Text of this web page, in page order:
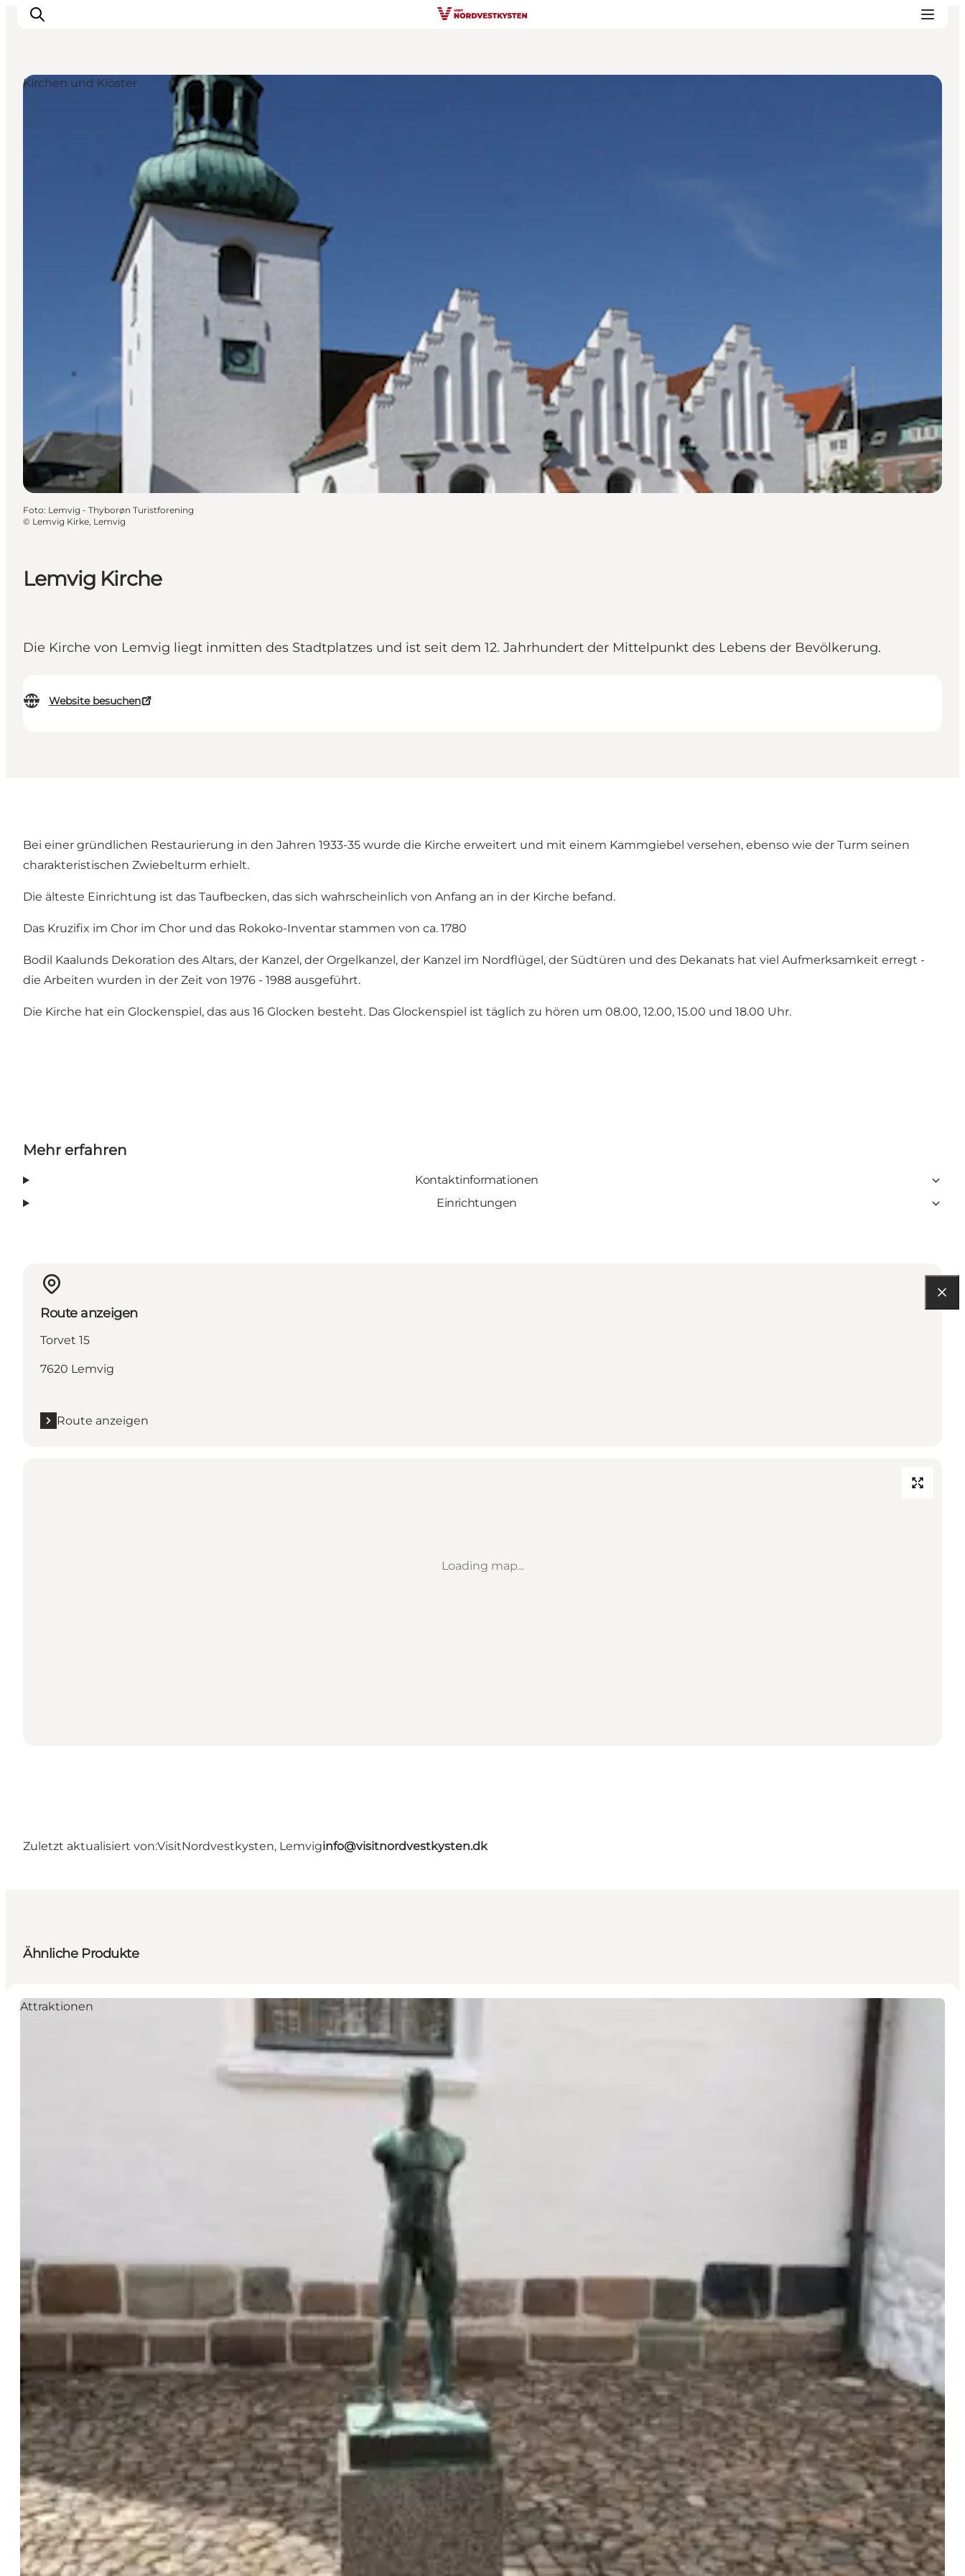
Mach deine Urlaubsplanung
Lemvig Kirche
Die Kirche von Lemvig liegt inmitten des Stadtplatzes und ist seit dem 12. Jahrhundert der Mittelpunkt des Lebens der Bevölkerung.
Website besuchen
Kirchen und Klöster
Foto: Lemvig - Thyborøn Turistforening
© Lemvig Kirke, Lemvig
Bei einer gründlichen Restaurierung in den Jahren 1933-35 wurde die Kirche erweitert und mit einem Kammgiebel versehen, ebenso wie der Turm seinen
charakteristischen Zwiebelturm erhielt.
Die älteste Einrichtung ist das Taufbecken, das sich wahrscheinlich von Anfang an in der Kirche befand.
Das Kruzifix im Chor im Chor und das Rokoko-Inventar stammen von ca. 1780
Bodil Kaalunds Dekoration des Altars, der Kanzel, der Orgelkanzel, der Kanzel im Nordflügel, der Südtüren und des Dekanats hat viel Aufmerksamkeit erregt -
die Arbeiten wurden in der Zeit von 1976 - 1988 ausgeführt.
Die Kirche hat ein Glockenspiel, das aus 16 Glocken besteht. Das Glockenspiel ist täglich zu hören um 08.00, 12.00, 15.00 und 18.00 Uhr.
Mehr erfahren
Kontaktinformationen
Einrichtungen
Route anzeigen
Torvet 15
7620 Lemvig
Route anzeigen
Loading map...
Zuletzt aktualisiert von:VisitNordvestkysten, Lemviginfo@visitnordvestkysten.dk
Ähnliche Produkte
Attraktionen